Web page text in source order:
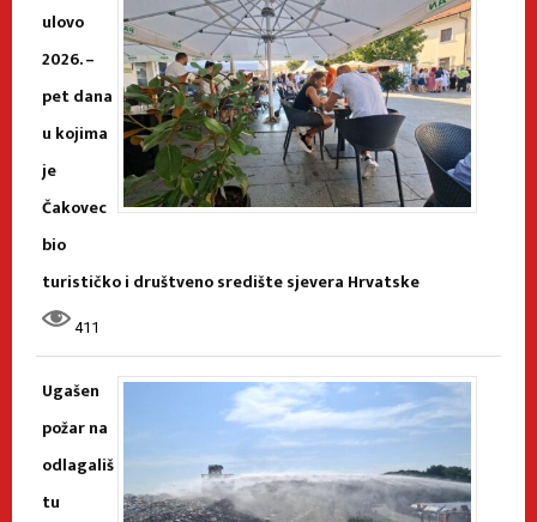
ulovo
2026. –
pet dana
u kojima
je
Čakovec
bio
turističko i društveno središte sjevera Hrvatske
411
Ugašen
požar na
odlagališ
tu